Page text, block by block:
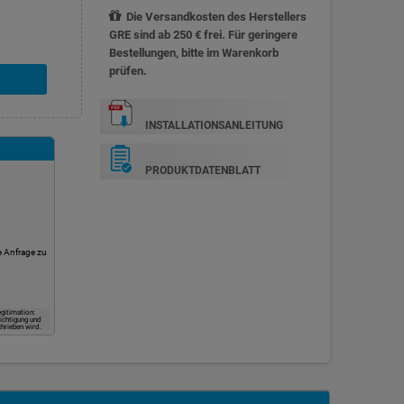
Anfrage zu
und
wird.
Die Versandkosten des Herstellers
GRE sind ab 250 € frei. Für geringere
Bestellungen, bitte im Warenkorb
prüfen.
INSTALLATIONSANLEITUNG
PRODUKTDATENBLATT